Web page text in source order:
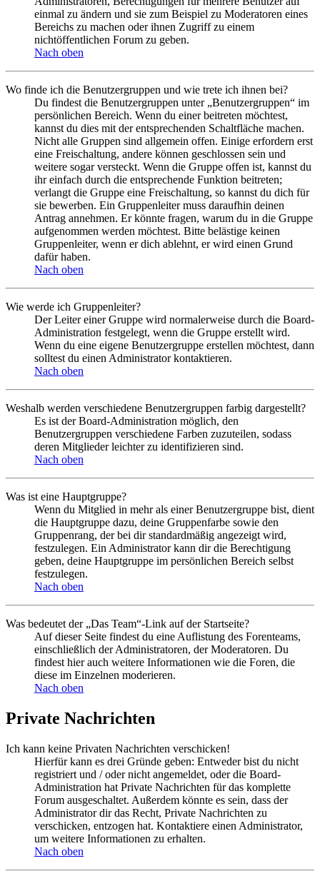
einmal zu ändern und sie zum Beispiel zu Moderatoren eines
Bereichs zu machen oder ihnen Zugriff zu einem
nichtöffentlichen Forum zu geben.
Nach oben
Wo finde ich die Benutzergruppen und wie trete ich ihnen bei?
Du findest die Benutzergruppen unter „Benutzergruppen“ im
persönlichen Bereich. Wenn du einer beitreten möchtest,
kannst du dies mit der entsprechenden Schaltfläche machen.
Nicht alle Gruppen sind allgemein offen. Einige erfordern erst
eine Freischaltung, andere können geschlossen sein und
weitere sogar versteckt. Wenn die Gruppe offen ist, kannst du
ihr einfach durch die entsprechende Funktion beitreten;
verlangt die Gruppe eine Freischaltung, so kannst du dich für
sie bewerben. Ein Gruppenleiter muss daraufhin deinen
Antrag annehmen. Er könnte fragen, warum du in die Gruppe
aufgenommen werden möchtest. Bitte belästige keinen
Gruppenleiter, wenn er dich ablehnt, er wird einen Grund
dafür haben.
Nach oben
Wie werde ich Gruppenleiter?
Der Leiter einer Gruppe wird normalerweise durch die Board-
Administration festgelegt, wenn die Gruppe erstellt wird.
Wenn du eine eigene Benutzergruppe erstellen möchtest, dann
solltest du einen Administrator kontaktieren.
Nach oben
Weshalb werden verschiedene Benutzergruppen farbig dargestellt?
Es ist der Board-Administration möglich, den
Benutzergruppen verschiedene Farben zuzuteilen, sodass
deren Mitglieder leichter zu identifizieren sind.
Nach oben
Was ist eine Hauptgruppe?
Wenn du Mitglied in mehr als einer Benutzergruppe bist, dient
die Hauptgruppe dazu, deine Gruppenfarbe sowie den
Gruppenrang, der bei dir standardmäßig angezeigt wird,
festzulegen. Ein Administrator kann dir die Berechtigung
geben, deine Hauptgruppe im persönlichen Bereich selbst
festzulegen.
Nach oben
Was bedeutet der „Das Team“-Link auf der Startseite?
Auf dieser Seite findest du eine Auflistung des Forenteams,
einschließlich der Administratoren, der Moderatoren. Du
findest hier auch weitere Informationen wie die Foren, die
diese im Einzelnen moderieren.
Nach oben
Private Nachrichten
Ich kann keine Privaten Nachrichten verschicken!
Hierfür kann es drei Gründe geben: Entweder bist du nicht
registriert und / oder nicht angemeldet, oder die Board-
Administration hat Private Nachrichten für das komplette
Forum ausgeschaltet. Außerdem könnte es sein, dass der
Administrator dir das Recht, Private Nachrichten zu
verschicken, entzogen hat. Kontaktiere einen Administrator,
um weitere Informationen zu erhalten.
Nach oben